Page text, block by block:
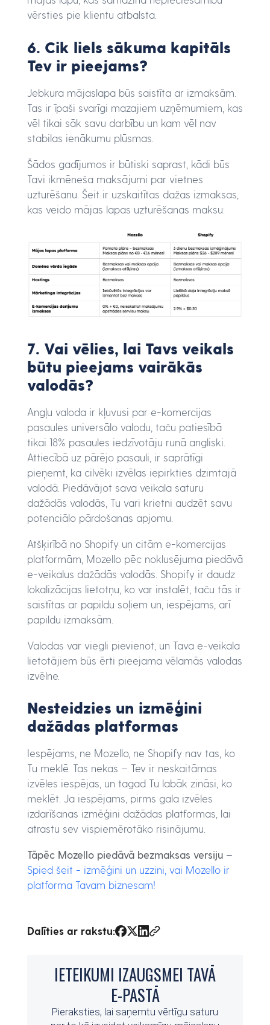
vērsties pie klientu atbalsta.
6. Cik liels sākuma kapitāls
Tev ir pieejams?
Jebkura mājaslapa būs saistīta ar izmaksām.
Tas ir īpaši svarīgi mazajiem uzņēmumiem, kas
vēl tikai sāk savu darbību un kam vēl nav
stabilas ienākumu plūsmas.
Šādos gadījumos ir būtiski saprast, kādi būs
Tavi ikmēneša maksājumi par vietnes
uzturēšanu. Šeit ir uzskaitītas dažas izmaksas,
kas veido mājas lapas uzturēšanas maksu:
7. Vai vēlies, lai Tavs veikals
būtu pieejams vairākās
valodās?
Angļu valoda ir kļuvusi par e-komercijas
pasaules universālo valodu, taču patiesībā
tikai 18% pasaules iedzīvotāju runā angliski.
Attiecībā uz pārējo pasauli, ir saprātīgi
pieņemt, ka cilvēki izvēlas iepirkties dzimtajā
valodā. Piedāvājot sava veikala saturu
dažādās valodās, Tu vari krietni audzēt savu
potenciālo pārdošanas apjomu.
Atšķirībā no Shopify un citām e-komercijas
platformām, Mozello pēc noklusējuma piedāvā
e-veikalus dažādās valodās. Shopify ir daudz
lokalizācijas lietotņu, ko var instalēt, taču tās ir
saistītas ar papildu soļiem un, iespējams, arī
papildu izmaksām.
Valodas var viegli pievienot, un Tava e-veikala
lietotājiem būs ērti pieejama vēlamās valodas
izvēlne.
Nesteidzies un izmēģini
dažādas platformas
Iespējams, ne Mozello, ne Shopify nav tas, ko
Tu meklē. Tas nekas – Tev ir neskaitāmas
izvēles iespējas, un tagad Tu labāk zināsi, ko
meklēt. Ja iespējams, pirms gala izvēles
izdarīšanas izmēģini dažādas platformas, lai
atrastu sev vispiemērotāko risinājumu.
Tāpēc Mozello piedāvā bezmaksas versiju –
Spied šeit - izmēģini un uzzini, vai Mozello ir
platforma Tavam biznesam!
Dalīties ar rakstu: